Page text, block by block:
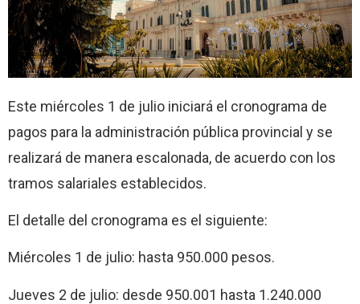
Este miércoles 1 de julio iniciará el cronograma de
pagos para la administración pública provincial y se
realizará de manera escalonada, de acuerdo con los
tramos salariales establecidos.
El detalle del cronograma es el siguiente:
Miércoles 1 de julio: hasta 950.000 pesos.
Jueves 2 de julio: desde 950.001 hasta 1.240.000